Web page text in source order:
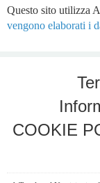
Questo sito utilizza
vengono elaborati i
COOKIE